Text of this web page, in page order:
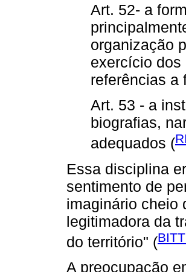
Art. 52- a
organização
exercício dos
referências a
Art. 53 - a
biografias,
adequados (
Essa disciplina
sentimento de
imaginário cheio
legitimadora da
do território" (
A preocupação